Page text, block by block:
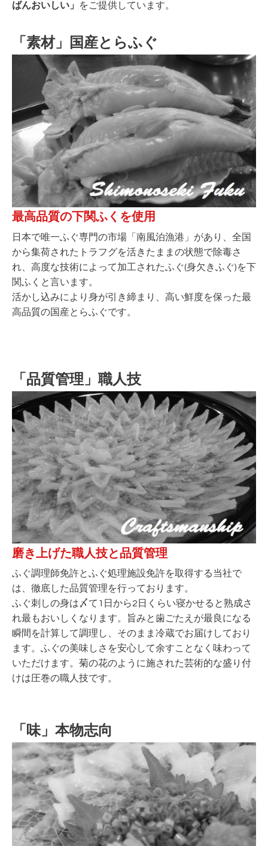
ばんおいしい」
をご提供しています。
「素材」国産とらふぐ
最高品質の下関ふくを使用
日本で唯一ふぐ専門の市場「南風泊漁港」があり、全国
から集荷されたトラフグを活きたままの状態で除毒さ
れ、高度な技術によって加工されたふぐ(身欠きふぐ)を下
関ふくと言います。
活かし込みにより身が引き締まり、高い鮮度を保った最
高品質の国産とらふぐです。
「品質管理」職人技
磨き上げた職人技と品質管理
ふぐ調理師免許とふぐ処理施設免許を取得する当社で
は、徹底した品質管理を行っております。
ふぐ刺しの身は〆て1日から2日くらい寝かせると熟成さ
れ最もおいしくなります。旨みと歯ごたえが最良になる
瞬間を計算して調理し、そのまま冷蔵でお届けしており
ます。ふぐの美味しさを安心して余すことなく味わって
いただけます。菊の花のように施された芸術的な盛り付
けは圧巻の職人技です。
「味」本物志向